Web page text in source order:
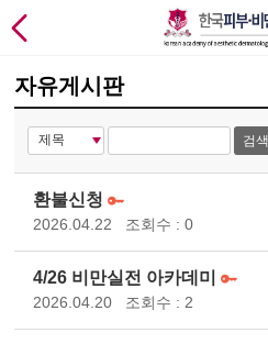
자유게시판
검색
환불신청
2026.04.22 조회수 : 0
4/26 비만실전 아카데미
2026.04.20 조회수 : 2